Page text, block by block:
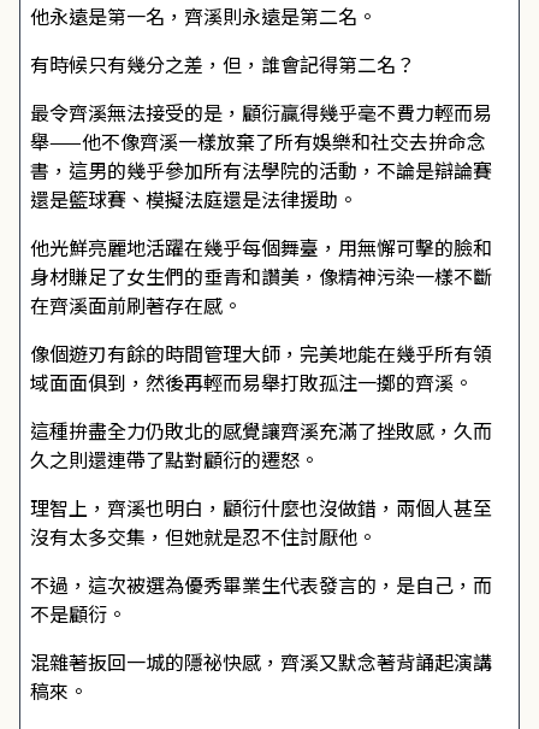
他永遠是第一名，齊溪則永遠是第二名。
有時候只有幾分之差，但，誰會記得第二名？
最令齊溪無法接受的是，顧衍贏得幾乎毫不費力輕而易
舉——他不像齊溪一樣放棄了所有娛樂和社交去拚命念
書，這男的幾乎參加所有法學院的活動，不論是辯論賽
還是籃球賽、模擬法庭還是法律援助。
他光鮮亮麗地活躍在幾乎每個舞臺，用無懈可擊的臉和
身材賺足了女生們的垂青和讚美，像精神污染一樣不斷
在齊溪面前刷著存在感。
像個遊刃有餘的時間管理大師，完美地能在幾乎所有領
域面面俱到，然後再輕而易舉打敗孤注一擲的齊溪。
這種拚盡全力仍敗北的感覺讓齊溪充滿了挫敗感，久而
久之則還連帶了點對顧衍的遷怒。
理智上，齊溪也明白，顧衍什麼也沒做錯，兩個人甚至
沒有太多交集，但她就是忍不住討厭他。
不過，這次被選為優秀畢業生代表發言的，是自己，而
不是顧衍。
混雜著扳回一城的隱祕快感，齊溪又默念著背誦起演講
稿來。